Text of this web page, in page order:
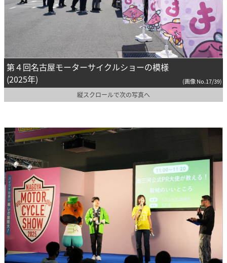
第４回名古屋モーターサイクルショーの模様
(2025年)
(画像 No.17/39)
縦スクロールで次の写真へ